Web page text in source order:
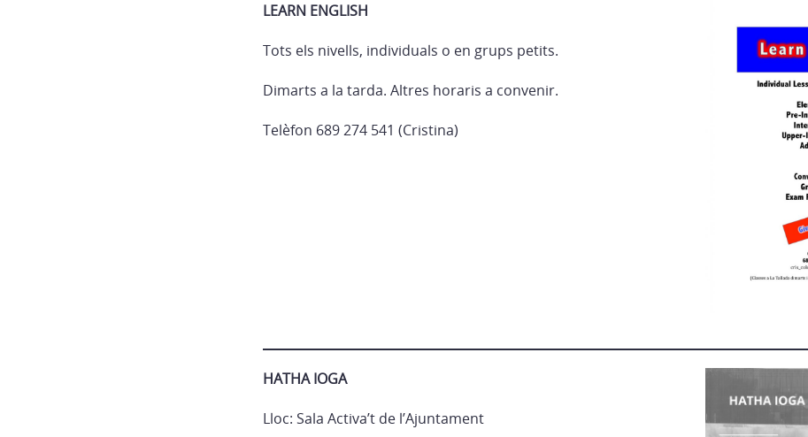
LEARN ENGLISH
Tots els nivells, individuals o en grups petits.
Dimarts a la tarda. Altres horaris a convenir.
Telèfon 689 274 541 (Cristina)
HATHA IOGA
Lloc: Sala Activa’t de l’Ajuntament